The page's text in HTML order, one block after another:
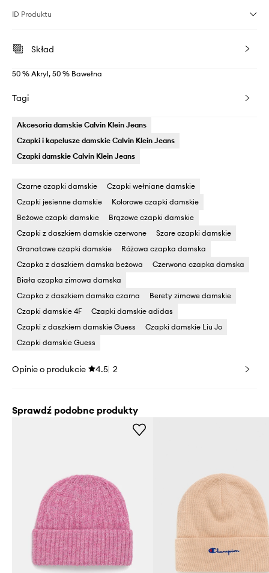
ID Produktu
Skład
50 % Akryl, 50 % Bawełna
Tagi
Akcesoria damskie Calvin Klein Jeans
Czapki i kapelusze damskie Calvin Klein Jeans
Czapki damskie Calvin Klein Jeans
Czarne czapki damskie
Czapki wełniane damskie
Czapki jesienne damskie
Kolorowe czapki damskie
Beżowe czapki damskie
Brązowe czapki damskie
Czapki z daszkiem damskie czerwone
Szare czapki damskie
Granatowe czapki damskie
Różowa czapka damska
Czapka z daszkiem damska beżowa
Czerwona czapka damska
Biała czapka zimowa damska
Czapka z daszkiem damska czarna
Berety zimowe damskie
Czapki damskie 4F
Czapki damskie adidas
Czapki z daszkiem damskie Guess
Czapki damskie Liu Jo
Czapki damskie Guess
Opinie o produkcie 4.5 2
Sprawdź podobne produkty